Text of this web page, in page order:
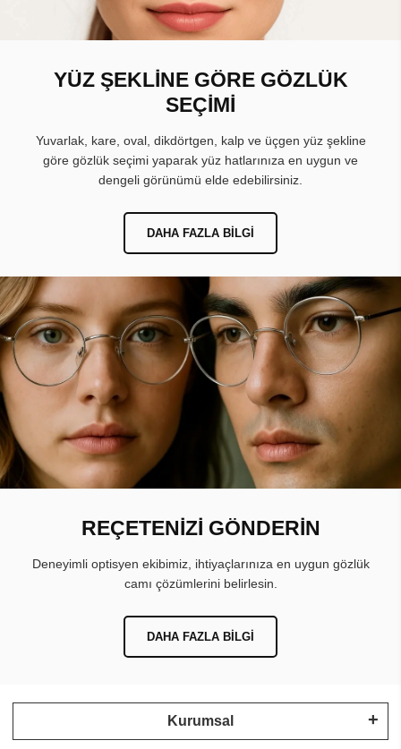
YÜZ ŞEKLİNE GÖRE GÖZLÜK
SEÇİMİ
Yuvarlak, kare, oval, dikdörtgen, kalp ve üçgen yüz şekline
göre gözlük seçimi yaparak yüz hatlarınıza en uygun ve
dengeli görünümü elde edebilirsiniz.
DAHA FAZLA BILGI
REÇETENİZİ GÖNDERİN
Deneyimli optisyen ekibimiz, ihtiyaçlarınıza en uygun gözlük
camı çözümlerini belirlesin.
DAHA FAZLA BILGI
Kurumsal